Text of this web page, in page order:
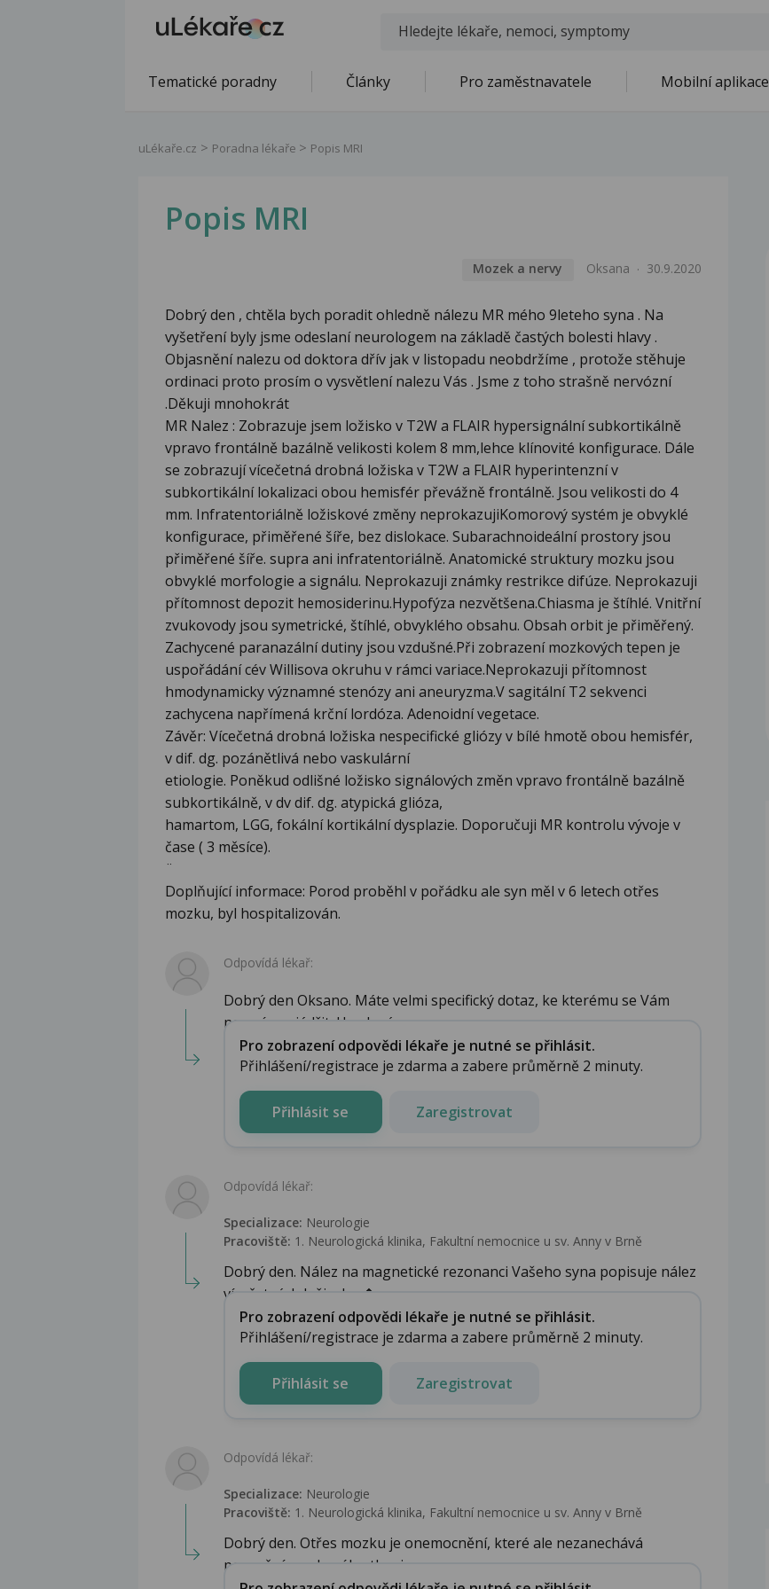
Tematické poradny Články Pro zaměstnavatele Mobilní aplikace
uLékaře.cz Poradna lékaře Popis MRI
Popis MRI
Mozek a nervy Oksana 30.9.2020
Dobrý den , chtěla bych poradit ohledně nálezu MR mého 9leteho syna . Na
vyšetření byly jsme odeslaní neurologem na základě častých bolesti hlavy .
Objasnění nalezu od doktora dřív jak v listopadu neobdržíme , protože stěhuje
ordinaci proto prosím o vysvětlení nalezu Vás . Jsme z toho strašně nervózní
.Děkuji mnohokrát
MR Nalez : Zobrazuje jsem ložisko v T2W a FLAIR hypersignální subkortikálně
vpravo frontálně bazálně velikosti kolem 8 mm,lehce klínovité konfigurace. Dále
se zobrazují vícečetná drobná ložiska v T2W a FLAIR hyperintenzní v
subkortikální lokalizaci obou hemisfér převážně frontálně. Jsou velikosti do 4
mm. Infratentoriálně ložiskové změny neprokazujiKomorový systém je obvyklé
konfigurace, přiměřené šíře, bez dislokace. Subarachnoideální prostory jsou
přiměřené šíře. supra ani infratentoriálně. Anatomické struktury mozku jsou
obvyklé morfologie a signálu. Neprokazuji známky restrikce difúze. Neprokazuji
přítomnost depozit hemosiderinu.Hypofýza nezvětšena.Chiasma je štíhlé. Vnitřní
zvukovody jsou symetrické, štíhlé, obvyklého obsahu. Obsah orbit je přiměřený.
Zachycené paranazální dutiny jsou vzdušné.Při zobrazení mozkových tepen je
uspořádání cév Willisova okruhu v rámci variace.Neprokazuji přítomnost
hmodynamicky významné stenózy ani aneuryzma.V sagitální T2 sekvenci
zachycena napřímená krční lordóza. Adenoidní vegetace.
Závěr: Vícečetná drobná ložiska nespecifické gliózy v bílé hmotě obou hemisfér,
v dif. dg. pozánětlivá nebo vaskulární
etiologie. Poněkud odlišné ložisko signálových změn vpravo frontálně bazálně
subkortikálně, v dv dif. dg. atypická glióza,
hamartom, LGG, fokální kortikální dysplazie. Doporučuji MR kontrolu vývoje v
čase ( 3 měsíce).
¨
Doplňující informace: Porod proběhl v pořádku ale syn měl v 6 letech otřes
mozku, byl hospitalizován.
Odpovídá lékař:
Dobrý den Oksano. Máte velmi specifický dotaz, ke kterému se Vám
neumím vyjádřit. Uvedený n...
Pro zobrazení odpovědi lékaře je nutné se přihlásit.
Přihlášení/registrace je zdarma a zabere průměrně 2 minuty.
Přihlásit se Zaregistrovat
Odpovídá lékař:
Specializace: Neurologie
Pracoviště: 1. Neurologická klinika, Fakultní nemocnice u sv. Anny v Brně
Dobrý den. Nález na magnetické rezonanci Vašeho syna popisuje nález
vícečetných ložisek p�...
Pro zobrazení odpovědi lékaře je nutné se přihlásit.
Přihlášení/registrace je zdarma a zabere průměrně 2 minuty.
Přihlásit se Zaregistrovat
Odpovídá lékař:
Specializace: Neurologie
Pracoviště: 1. Neurologická klinika, Fakultní nemocnice u sv. Anny v Brně
Dobrý den. Otřes mozku je onemocnění, které ale nezanechává
poranění mozkového tkaniva, po...